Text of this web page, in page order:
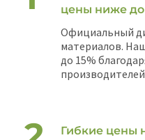
цены ниже до
Официальный
материалов.
до 15%
Гибкие цены